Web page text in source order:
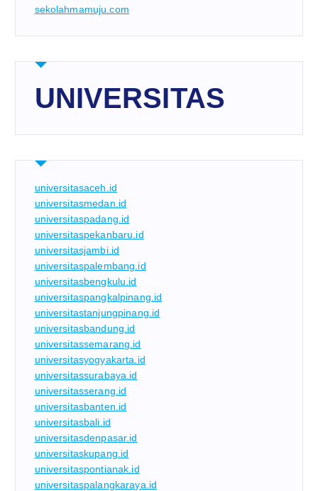
sekolahmamuju.com
UNIVERSITAS
universitasaceh.id
universitasmedan.id
universitaspadang.id
universitaspekanbaru.id
universitasjambi.id
universitaspalembang.id
universitasbengkulu.id
universitaspangkalpinang.id
universitastanjungpinang.id
universitasbandung.id
universitassemarang.id
universitasyogyakarta.id
universitassurabaya.id
universitasserang.id
universitasbanten.id
universitasbali.id
universitasdenpasar.id
universitaskupang.id
universitaspontianak.id
universitaspalangkaraya.id